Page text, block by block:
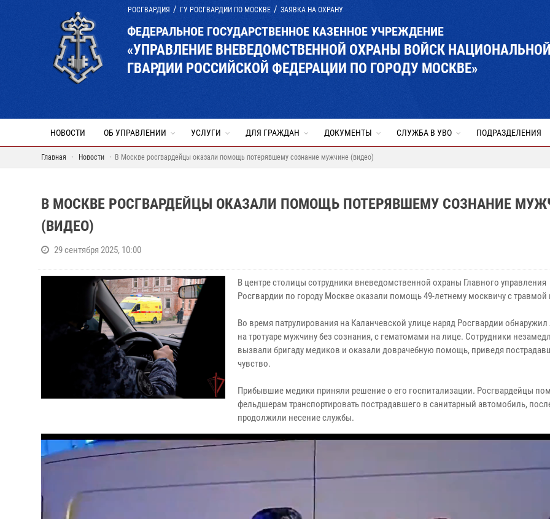
РОСГВАРДИЯ ГУ РОСГВАРДИИ ПО МОСКВЕ ЗАЯВКА НА ОХРАНУ
ФЕДЕРАЛЬНОЕ ГОСУДАРСТВЕННОЕ КАЗЕННОЕ УЧРЕЖДЕНИЕ
«УПРАВЛЕНИЕ ВНЕВЕДОМСТВЕННОЙ ОХРАНЫ ВОЙСК НАЦИОНАЛЬНОЙ
ГВАРДИИ РОССИЙСКОЙ ФЕДЕРАЦИИ ПО ГОРОДУ МОСКВЕ»
НОВОСТИ ОБ УПРАВЛЕНИИ УСЛУГИ ДЛЯ ГРАЖДАН ДОКУМЕНТЫ СЛУЖБА В УВО ПОДРАЗДЕЛЕНИЯ
Главная Новости В Москве росгвардейцы оказали помощь потерявшему сознание мужчине (видео)
В МОСКВЕ РОСГВАРДЕЙЦЫ ОКАЗАЛИ ПОМОЩЬ ПОТЕРЯВШЕМУ СОЗНАНИЕ
(ВИДЕО)
29 сентября 2025, 10:00
В центре столицы сотрудники вневедомственной охраны Главного управления
Росгвардии по городу Москве оказали помощь 49-летнему москвичу с
Во время патрулирования на Каланчевской улице наряд Росгвардии
на тротуаре мужчину без сознания, с гематомами на лице. Сотрудники
вызвали бригаду медиков и оказали доврачебную помощь, приведя
чувство.
Прибывшие медики приняли решение о его госпитализации. Росгвардейцы
фельдшерам транспортировать пострадавшего в санитарный автомобиль,
продолжили несение службы.